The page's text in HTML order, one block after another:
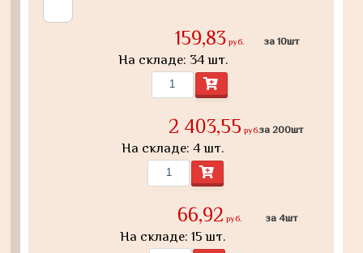
159,83руб. за 10шт
На складе: 34 шт.
2 403,55 руб.за 200шт
На складе: 4 шт.
66,92 руб. за 4шт
На складе: 15 шт.